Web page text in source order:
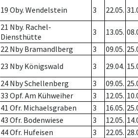
19 Oby. Wendelstein 3 22.05.
21 Nby. Rachel-
Diensthütte
3 13.05.
22 Nby Bramandlberg 3 09.05.
23 Nby Königswald 3 29.04.
24 Nby Schellenberg 3 09.05.
33 Opf. Am Kühweiher 3 12.05.
41 Ofr. Michaelsgraben 3 16.05.
43 Ofr. Bodenwiese 3 12.05.
44 Ofr. Hufeisen 3 22.05.